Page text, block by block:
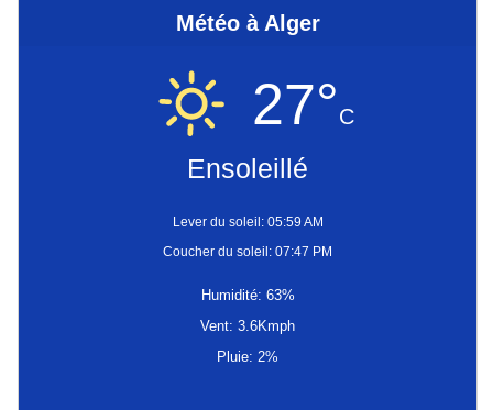
Météo à Alger
27°C
Ensoleillé
Lever du soleil: 05:59 AM
Coucher du soleil: 07:47 PM
Humidité: 63%
Vent: 3.6Kmph
Pluie: 2%